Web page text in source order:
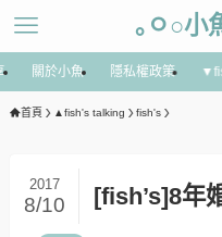
｡ㅇ○小
關於小魚 隱私權政策
首頁 ▲fish's talking fish's
[fish’s]8年
2017
8/10